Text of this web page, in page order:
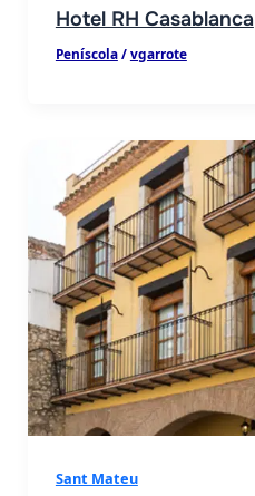
Hotel RH Casablanca
Peníscola/vgarrote
Sant Mateu